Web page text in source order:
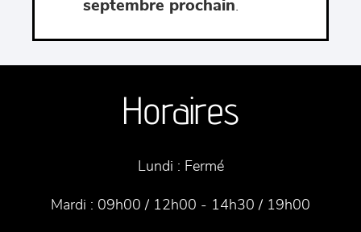
septembre prochain.
Horaires
Lundi : Fermé
Mardi : 09h00 / 12h00 - 14h30 / 19h00